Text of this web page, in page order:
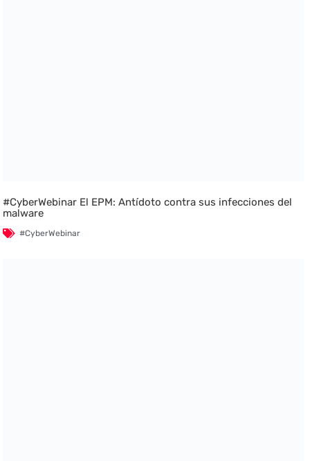
#CyberWebinar El EPM: Antídoto contra sus infecciones del
malware
#CyberWebinar